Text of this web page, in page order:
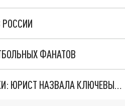
РОССИИ
ФАНАТОВ
КАК ОБЕЗОПАСИТЬ КВАРТИРУ ПЕРЕД ОТЪЕЗДОМ НА ПРАЗДНИКИ: ЮРИСТ НАЗВАЛА КЛЮЧЕВЫЕ МЕРЫ